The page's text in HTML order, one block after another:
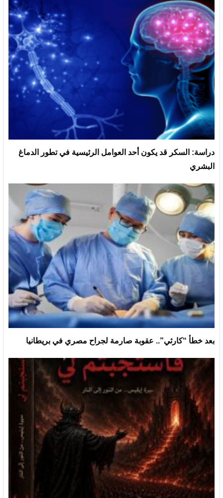
دراسة: السكر قد يكون أحد العوامل الرئيسية في تطور الدماغ
البشري
بعد خطأ “كارثي”.. عقوبة صارمة لجراح مصري في بريطانيا